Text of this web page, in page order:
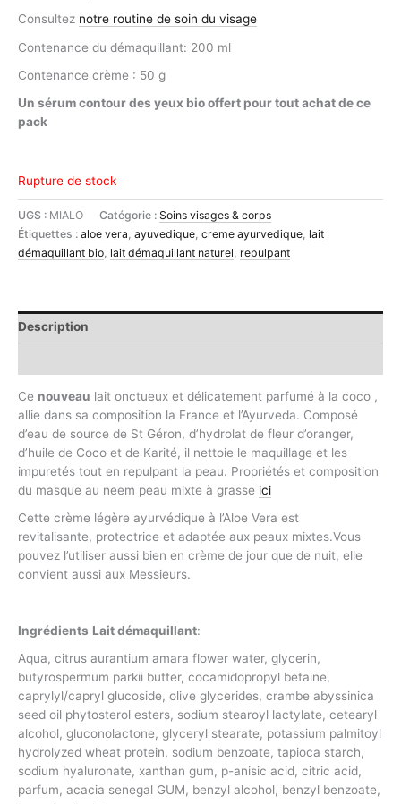
Consultez notre routine de soin du visage
Contenance du démaquillant: 200 ml
Contenance crème : 50 g
Un sérum contour des yeux bio offert pour tout achat de ce
pack
Rupture de stock
UGS : MIALO Catégorie : Soins visages & corps
Étiquettes : aloe vera, ayuvedique, creme ayurvedique, lait
démaquillant bio, lait démaquillant naturel, repulpant
Description
Ce nouveau lait onctueux et délicatement parfumé à la coco ,
allie dans sa composition la France et l’Ayurveda. Composé
d’eau de source de St Géron, d’hydrolat de fleur d’oranger,
d’huile de Coco et de Karité, il nettoie le maquillage et les
impuretés tout en repulpant la peau. Propriétés et composition
du masque au neem peau mixte à grasse ici
Cette crème légère ayurvédique à l’Aloe Vera est
revitalisante, protectrice et adaptée aux peaux mixtes.Vous
pouvez l’utiliser aussi bien en crème de jour que de nuit, elle
convient aussi aux Messieurs.
Ingrédients Lait démaquillant:
Aqua, citrus aurantium amara flower water, glycerin,
butyrospermum parkii butter, cocamidopropyl betaine,
caprylyl/capryl glucoside, olive glycerides, crambe abyssinica
seed oil phytosterol esters, sodium stearoyl lactylate, cetearyl
alcohol, gluconolactone, glyceryl stearate, potassium palmitoyl
hydrolyzed wheat protein, sodium benzoate, tapioca starch,
sodium hyaluronate, xanthan gum, p-anisic acid, citric acid,
parfum, acacia senegal GUM, benzyl alcohol, benzyl benzoate,